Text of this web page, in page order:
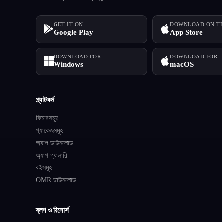
GET IT ON
Google Play
DOWNLOAD ON
App Store
DOWNLOAD FOR
Windows
DOWNLOAD FOR
macOS
প্ল্যাটফর্ম
ফিচারসমূহ
প্যাকেজসমূহ
অ্যাপ ডাউনলোড
অ্যাপ গ্যালারি
বইসমূহ
OMR ডাউনলোড
ব্লগ ও রিসোর্স